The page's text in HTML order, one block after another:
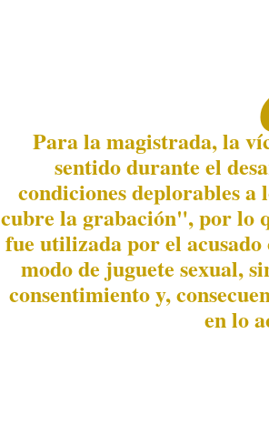
Para la magistrada, la
sentido durante el
condiciones deplorables
cubre la grabación", por lo
fue utilizada por el
modo de juguete sexual,
consentimiento y,
en lo